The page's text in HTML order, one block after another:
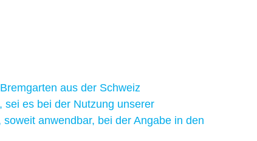
aus der Schweiz
sei es bei der Nutzung unserer
anwendbar, bei der Angabe in den